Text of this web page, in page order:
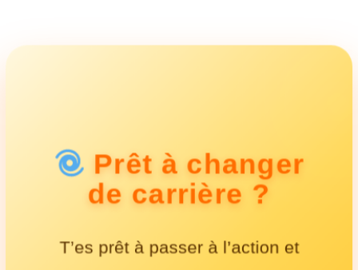
Prêt à changer
de carrière ?
T’es prêt à passer à l’action et